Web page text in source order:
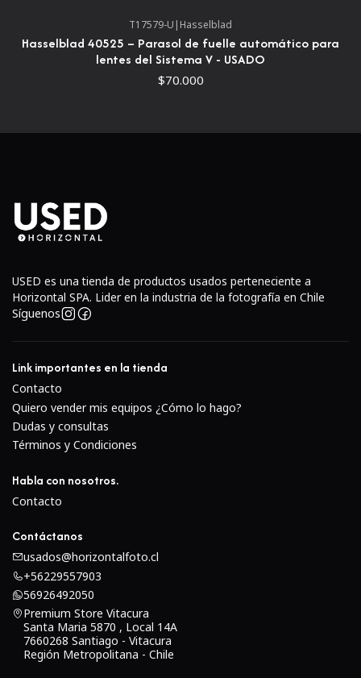
El Softbox incluye:
Grid x 1 pieza
Difusor x 1 pieza
T17579-U | Hasselblad
Hasselblad 40525 – Parasol de fuelle automático para
lentes del Sistema V - USADO
$70.000
USED es una tienda de productos usados perteneciente a
Horizontal SPA. Lider en la industria de la fotografía en Chile
Síguenos
Link importantes en la tienda
Contacto
Quiero vender mis equipos ¿Cómo lo hago?
Dudas y consultas
Términos y Condiciones
Habla con nosotros.
Contacto
Contáctanos
usados@horizontalfoto.cl
+56229557903
56926492050
Premium Store Vitacura
Santa Maria 5870 , Local 14A
7660268 Santiago - Vitacura
Región Metropolitana - Chile